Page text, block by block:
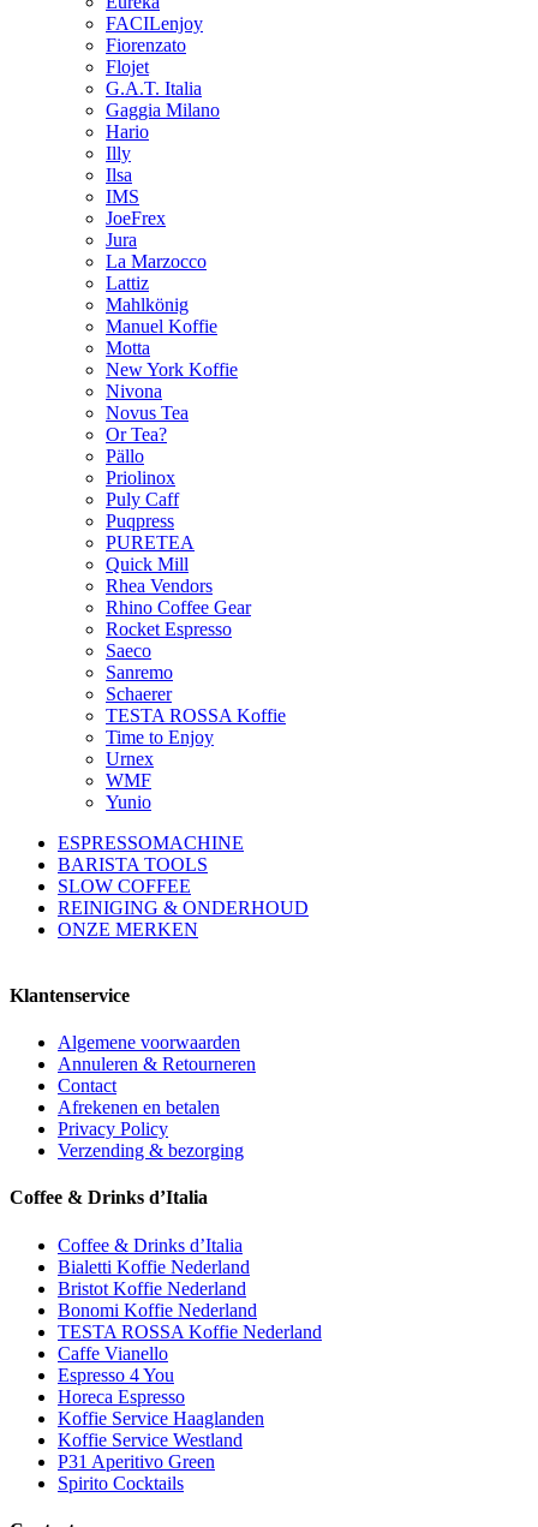
FACILenjoy
Fiorenzato
Flojet
G.A.T. Italia
Gaggia Milano
Hario
Illy
Ilsa
IMS
JoeFrex
Jura
La Marzocco
Lattiz
Mahlkönig
Manuel Koffie
Motta
New York Koffie
Nivona
Novus Tea
Or Tea?
Pällo
Priolinox
Puly Caff
Puqpress
PURETEA
Quick Mill
Rhea Vendors
Rhino Coffee Gear
Rocket Espresso
Saeco
Sanremo
Schaerer
TESTA ROSSA Koffie
Time to Enjoy
Urnex
WMF
Yunio
ESPRESSOMACHINE
BARISTA TOOLS
SLOW COFFEE
REINIGING & ONDERHOUD
ONZE MERKEN
Klantenservice
Algemene voorwaarden
Annuleren & Retourneren
Contact
Afrekenen en betalen
Privacy Policy
Verzending & bezorging
Coffee & Drinks d’Italia
Coffee & Drinks d’Italia
Bialetti Koffie Nederland
Bristot Koffie Nederland
Bonomi Koffie Nederland
TESTA ROSSA Koffie Nederland
Caffe Vianello
Espresso 4 You
Horeca Espresso
Koffie Service Haaglanden
Koffie Service Westland
P31 Aperitivo Green
Spirito Cocktails